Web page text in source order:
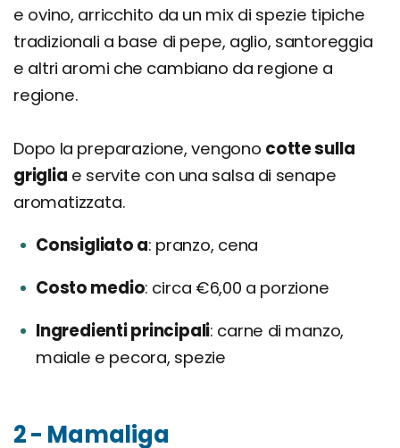
e ovino, arricchito da un mix di spezie tipiche
tradizionali a base di pepe, aglio, santoreggia
e altri aromi che cambiano da regione a
regione.
Dopo la preparazione, vengono cotte sulla
griglia e servite con una salsa di senape
aromatizzata.
Consigliato a pranzo, cena
Costo medio circa €6,00 a porzione
Ingredienti principali carne di manzo,
maiale e pecora, spezie
2 - Mamaliga